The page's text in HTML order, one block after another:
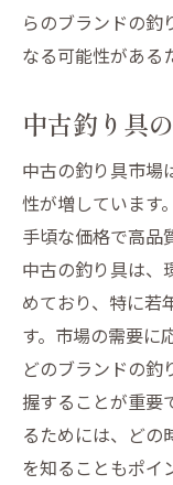
メンテ
買取価格を
自信を
効果的
複数店
価格交
交渉成
釣り具を賢
シーズ
需要が
新製品
イベン
らのブランドの釣
なる可能性がある
中古釣り具
中古の釣り具市場
性が増しています
手頃な価格で高品
中古の釣り具は、
めており、特に若
す。市場の需要に
どのブランドの
握することが重要
るためには、どの
を知ることもポイ